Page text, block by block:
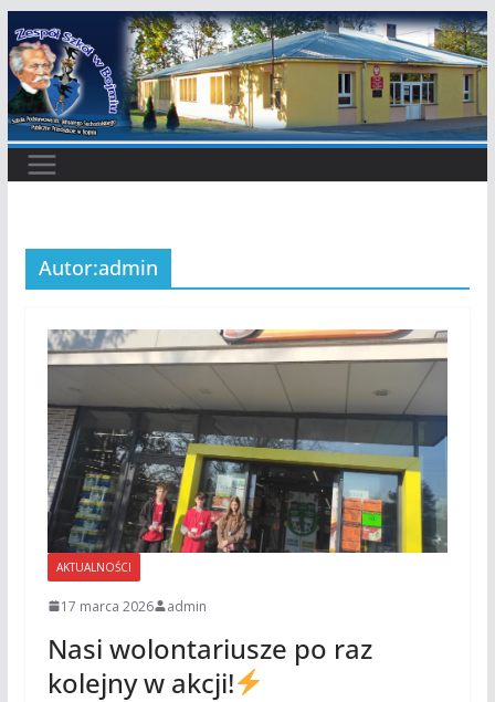
Przejdź
do
treści
Autor:admin
AKTUALNOŚCI
17 marca 2026 admin
Nasi wolontariusze po raz
kolejny w akcji!